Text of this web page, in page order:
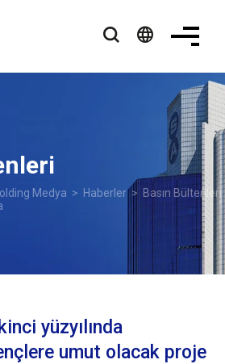
language
Medya > Haberler> Basın Bültenleri
yüzyılında
umut olacak proje